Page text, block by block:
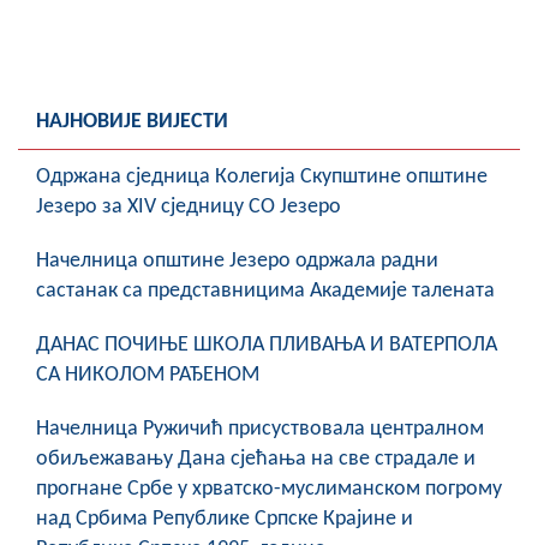
НАЈНОВИЈЕ ВИЈЕСТИ
Oдржана сједница Колегија Скупштине општине
Језеро за XIV сједницу СО Језеро
Начелница општине Језеро одржала радни
састанак са представницима Академије талената
ДАНАС ПОЧИЊЕ ШКОЛА ПЛИВАЊА И ВАТЕРПОЛА
СА НИКОЛОМ РАЂЕНОМ
Начелница Ружичић присуствовала централном
обиљежавању Дана сјећања на све страдале и
прогнане Србе у хрватско-муслиманском погрому
над Србима Републике Српске Крајине и